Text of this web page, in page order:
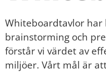
Whiteboardtavlor har
brainstorming och
förstår vi värdet av
miljöer. Vårt mål är